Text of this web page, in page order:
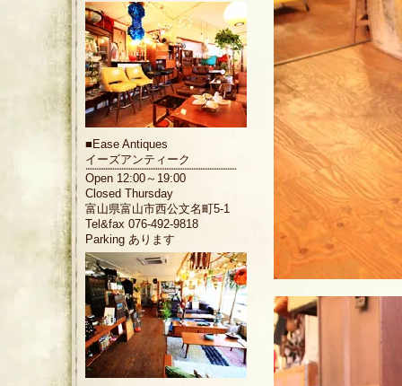
■ Ease Antiques
イーズアンティーク
Open 12:00～19:00
Closed Thursday
富山県富山市西公文名町5-1
Tel&fax 076-492-9818
Parking あります